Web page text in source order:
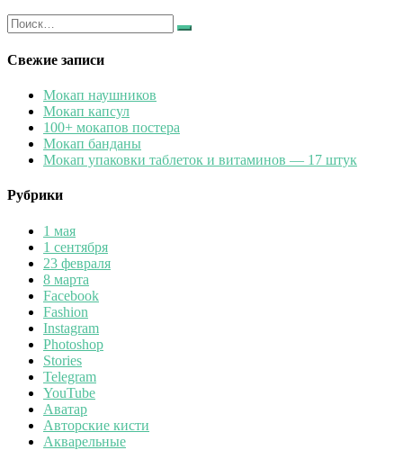
Искать:
Найти
Свежие записи
Мокап наушников
Мокап капсул
100+ мокапов постера
Мокап банданы
Мокап упаковки таблеток и витаминов — 17 штук
Рубрики
1 мая
1 сентября
23 февраля
8 марта
Facebook
Fashion
Instagram
Photoshop
Stories
Telegram
YouTube
Аватар
Авторские кисти
Акварельные